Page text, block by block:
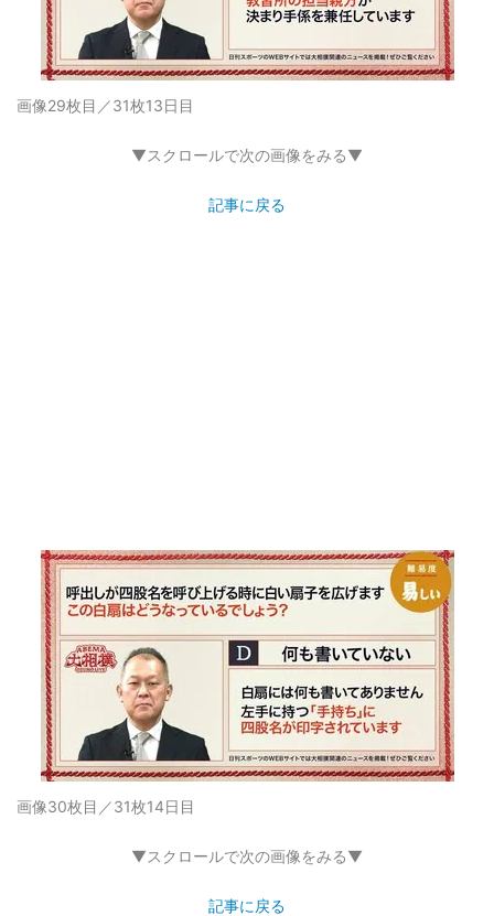
画像29枚目／31枚13日目
▼スクロールで次の画像をみる▼
記事に戻る
画像30枚目／31枚14日目
▼スクロールで次の画像をみる▼
記事に戻る